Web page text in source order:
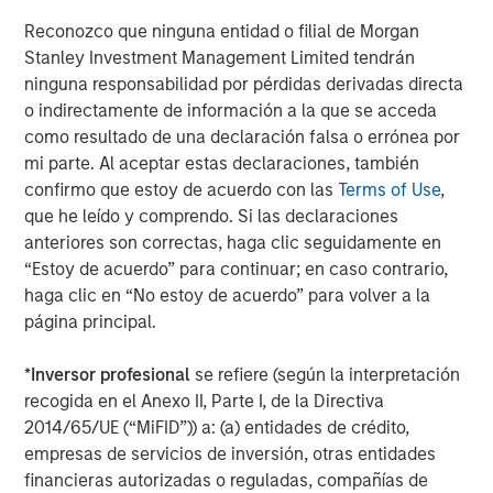
Reconozco que ninguna entidad o filial de Morgan
Stanley Investment Management Limited tendrán
ninguna responsabilidad por pérdidas derivadas directa
o indirectamente de información a la que se acceda
como resultado de una declaración falsa o errónea por
mi parte. Al aceptar estas declaraciones, también
confirmo que estoy de acuerdo con lasTerms of Use,
que he leído y comprendo. Si las declaraciones
anteriores son correctas, haga clic seguidamente en
“Estoy de acuerdo” para continuar; en caso contrario,
haga clic en “No estoy de acuerdo” para volver a la
página principal.
*Inversor profesional se refiere (según la interpretación
recogida en el Anexo II, Parte I, de la Directiva
2014/65/UE (“MiFID”)) a: (a) entidades de crédito,
empresas de servicios de inversión, otras entidades
financieras autorizadas o reguladas, compañías de
Esto no quiere decir que no existan compañías de alta
calidad entre las empresas de bienes de capital. Por
ejemplo, consideramos que el sector de los ascensores
es estructuralmente atractivo, pues se ve respaldado por
factores favorables a largo plazo, como la urbanización y
el envejecimiento de la población. Es fundamental
señalar que la mayor parte de los beneficios provienen
de los contratos de mantenimiento, de alto margen, sobre
la base instalada, más que de la instalación de
ascensores. Mantenemos posición en Otis, donde estos
contratos —que representan aproximadamente la mitad
beneficios del grupo; el tipo de mercados de posventa
sólidos que preferimos. Su resiliencia quedó demostrada
durante la COVID-19, cuando los ascensores quedaron
inactivos durante los confinamientos. Los ingresos
orgánicos de Otis solo cayeron un 2%, los ingresos por